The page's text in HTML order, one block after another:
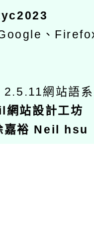
、
2.5.11網站語
網站設計工坊
嘉裕 Neil hsu